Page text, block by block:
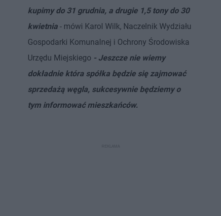
kupimy do 31 grudnia, a drugie 1,5 tony do 30
kwietnia - mówi Karol Wilk, Naczelnik Wydziału
Gospodarki Komunalnej i Ochrony Środowiska
Urzędu Miejskiego - Jeszcze nie wiemy
dokładnie która spółka będzie się zajmować
sprzedażą węgla, sukcesywnie będziemy o
tym informować mieszkańców.